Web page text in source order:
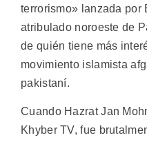
terrorismo» lanzada por
atribulado noroeste de
de quién tiene más
movimiento islamista
pakistaní.
Cuando Hazrat Jan
Khyber TV, fue